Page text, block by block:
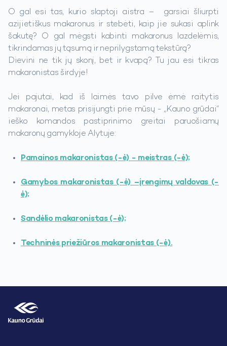
O gal esi tas, kurio slaptoji aistra – garsiai šliurpti
azijietiškus makaronus ir stebėti, kaip jie sukasi aplink
šakutę? O gal mėgsti kabinti makaronus lazdelėmis,
tikrindamas jų tąsumą ir neprilygstamą tekstūrą?
Dievini ne tik jų skonį, bet ir kvapą? Tu jau esi tikras
makaronistas širdyje!
Jei pajutai, kad iš laimės tavo pilve ėmė raitytis
makaronai, metas prisijungti prie mūsų - „Kauno grūdai“
ieško komandos pastiprinimo greitai paruošiamų
makaronų gamykloje Alytuje:
Pamainos makaronistas (-ė) - meistras (-ė);
Gamybos makaronistas (-ė) –įrengimų valdovas (-
ė);
Sandėlio makaronistas (-ė);
Techninės priežiūros makaronistas (-ė).